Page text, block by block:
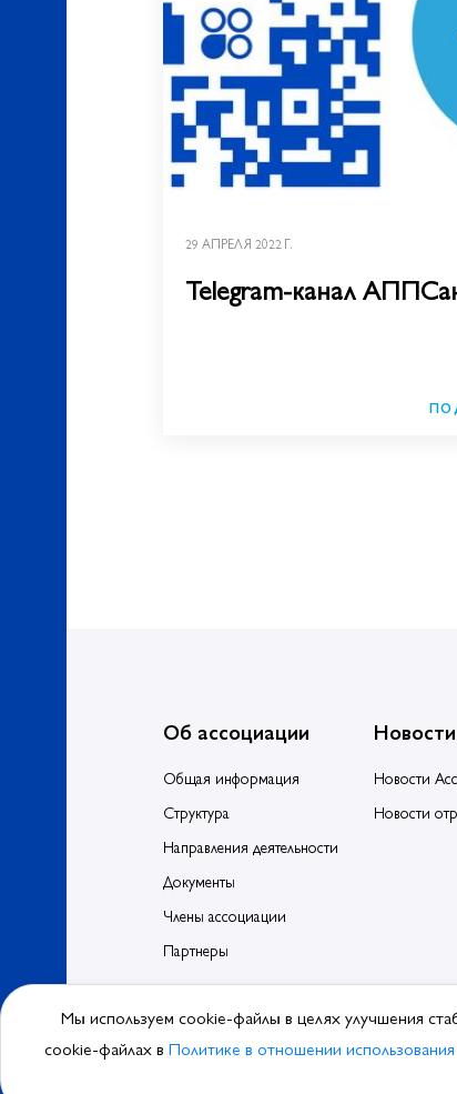
29 АПРЕЛЯ 2022 Г.
Telegram-канал
Об ассоциации
Общая информация
Структура
Направления деятельности
Документы
Члены ассоциации
Партнеры
Новости
Новости
Новости
© 2026,
Политика
Мы используем cookie-файлы в целях улучшения
cookie-файлах в Политике в отношении